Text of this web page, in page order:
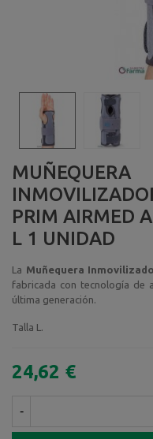
MUÑEQUERA
PRIM AIRMED
L 1 UNIDAD
La Muñequera
fabricada con tecnología de
última generación.
Talla L.
24,62 €
-